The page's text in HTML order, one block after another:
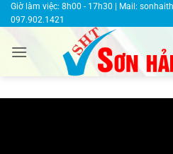
Bỏ
qua
dung
Giờ làm việc: 8h00 - 17h30 | Mail:
097.902.1421